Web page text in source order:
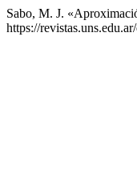
Sabo, M. J.
https://